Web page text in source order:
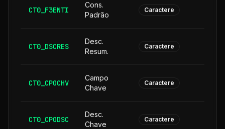
CT0_F3ENTI
Cons.
Padrão
Caractere
CT0_DSCRES
Desc.
Resum.
Caractere
CT0_CPOCHV
Campo
Chave
Caractere
CT0_CPODSC
Desc.
Chave
Caractere